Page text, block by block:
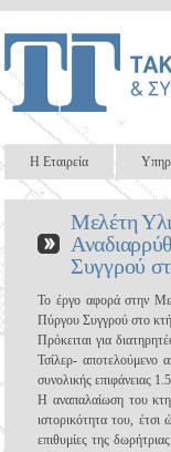
Η Εταιρεία
Μελέτη
Συγγρού
Το έργο αφορά στην
Πύργου Συγγρού στο
Πρόκειται για
Τσίλερ- αποτελούμενο
συνολικής επιφάνειας
Η αναπαλαίωση του
ιστορικότητα του, έτσι
επιθυμίες της